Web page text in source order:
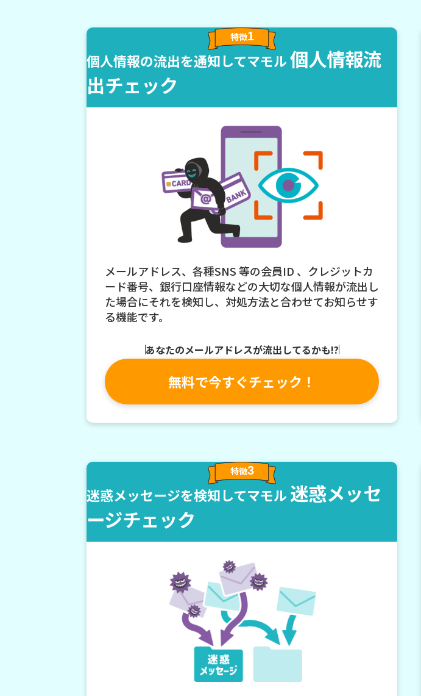
特徴1
個人情報の流出を通知してマモル個人情報流
出チェック
メールアドレス、各種SNS 等の会員ID 、クレジットカ
ード番号、銀行口座情報などの大切な個人情報が流出し
た場合にそれを検知し、対処方法と合わせてお知らせす
る機能です。
あなたのメールアドレスが流出してるかも!?
無料で今すぐチェック！
特徴3
迷惑メッセージを検知してマモル 迷惑メッセ
ージチェック